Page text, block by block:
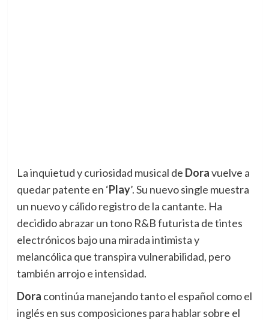
La inquietud y curiosidad musical de Doravuelve a
quedar patente en ‘Play’. Su nuevo single muestra
un nuevo y cálido registro de la cantante. Ha
decidido abrazar un tono R&B futurista de tintes
electrónicos bajo una mirada intimista y
melancólica que transpira vulnerabilidad, pero
también arrojo e intensidad.
Dora continúa manejando tanto el español como el
inglés en sus composiciones para hablar sobre el